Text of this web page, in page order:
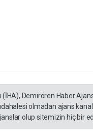
Demirören Haber
olmadan ajans
olup sitemizin hiç bir